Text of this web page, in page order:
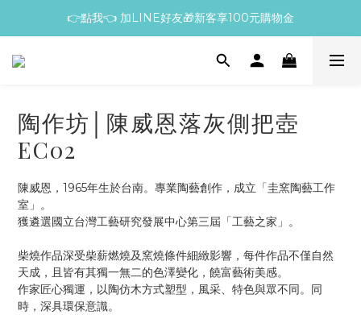
👉點我👈 加LINE好友🎁新客享100元購物金
陶作坊│陳威恩落灰側把壺
EC02
陳威恩，1965年生於台南。專業陶藝創作，成立「圭窯陶藝工作
室」。
獲遴選國立台灣工藝研究發展中心第三屆「工藝之家」。
柴燒作品深受柴薪燃燒及窯燒條件細緻影響，每件作品不僅自然
天成，且皆有其獨一無二的色澤變化，饒富藝術美感。
作家匠心獨運，以陶仿木方式塑型，風采、特色與眾不同。同
時，深具環保意識。